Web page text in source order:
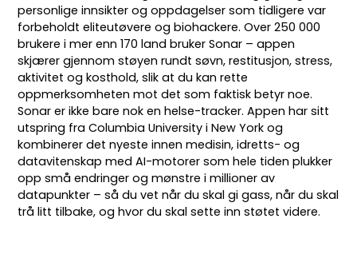
personlige innsikter og oppdagelser som tidligere var
forbeholdt eliteutøvere og biohackere. Over 250 000
brukere i mer enn 170 land bruker Sonar – appen
skjærer gjennom støyen rundt søvn, restitusjon, stress,
aktivitet og kosthold, slik at du kan rette
oppmerksomheten mot det som faktisk betyr noe.
Sonar er ikke bare nok en helse-tracker. Appen har sitt
utspring fra Columbia University i New York og
kombinerer det nyeste innen medisin, idretts- og
datavitenskap med AI-motorer som hele tiden plukker
opp små endringer og mønstre i millioner av
datapunkter – så du vet når du skal gi gass, når du skal
trå litt tilbake, og hvor du skal sette inn støtet videre.